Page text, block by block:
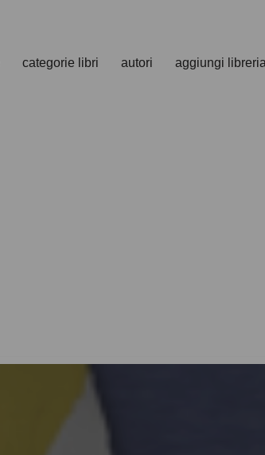
categorie libri autori aggiungi libreria